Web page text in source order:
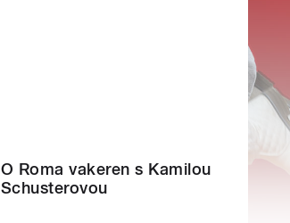
O Roma vakeren s Kamilou
Schusterovou